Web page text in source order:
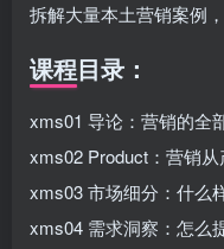
拆解大量本土营销案例
课程目录：
xms01 导论：营销的全
xms02 Product：营销
xms03 市场细分：什么
xms04 需求洞察：怎么